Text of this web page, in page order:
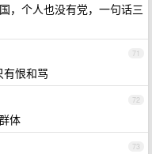
，个人也没有党，一句话三
71
恨和骂
72
体
73